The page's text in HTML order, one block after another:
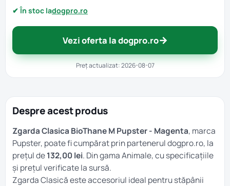
✔ În stoc ladogpro.ro
Vezi oferta la dogpro.ro→
Preț actualizat: 2026-08-07
Despre acest produs
Zgarda Clasica BioThane M Pupster - Magenta, marca
Pupster, poate fi cumpărat prin partenerul dogpro.ro, la
prețul de132,00 lei. Din gamaAnimale, cu specificațiile
și prețul verificate la sursă.
Zgarda Clasică este accesoriul ideal pentru stăpânii